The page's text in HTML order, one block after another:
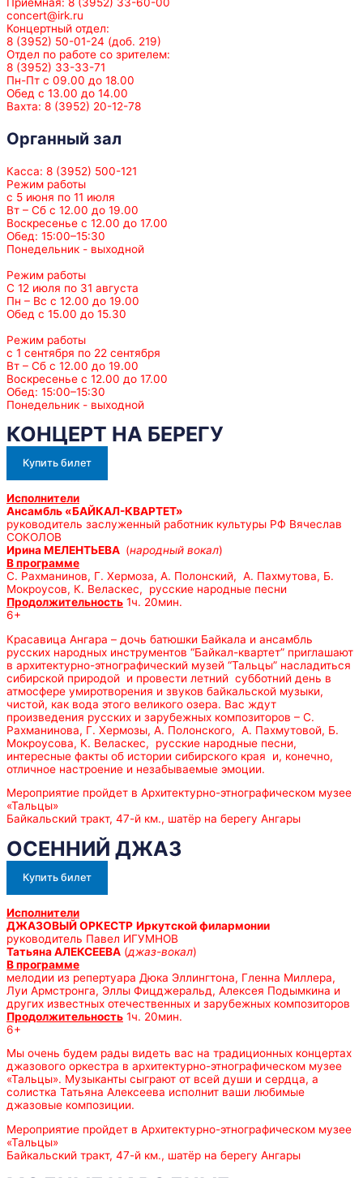
concert@irk.ru
Концертный отдел:
8 (3952) 50-01-24 (доб. 219)
Отдел по работе со зрителем:
8 (3952) 33-33-71
Пн-Пт с 09.00 до 18.00
Обед с 13.00 до 14.00
Вахта: 8 (3952) 20-12-78
Органный зал
Касса: 8 (3952) 500-121
Режим работы
с 5 июня по 11 июля
Вт – Сб с 12.00 до 19.00
Воскресенье с 12.00 до 17.00
Обед: 15:00–15:30
Понедельник - выходной
Режим работы
С 12 июля по 31 августа
Пн – Вс с 12.00 до 19.00
Обед с 15.00 до 15.30
Режим работы
с 1 сентября по 22 сентября
Вт – Сб с 12.00 до 19.00
Воскресенье с 12.00 до 17.00
Обед: 15:00–15:30
Понедельник - выходной
КОНЦЕРТ НА БЕРЕГУ
Купить билет
Исполнители
Ансамбль «БАЙКАЛ-КВАРТЕТ»
руководитель заслуженный работник культуры РФ Вячеслав
СОКОЛОВ
Ирина МЕЛЕНТЬЕВА (народный вокал)
В программе
С. Рахманинов, Г. Хермоза, А. Полонский, А. Пахмутова, Б.
Мокроусов, К. Веласкес, русские народные песни
Продолжительность 1ч. 20мин.
6+
Красавица Ангара – дочь батюшки Байкала и ансамбль
русских народных инструментов “Байкал-квартет” приглашают
в архитектурно-этнографический музей “Тальцы” насладиться
сибирской природой и провести летний субботний день в
атмосфере умиротворения и звуков байкальской музыки,
чистой, как вода этого великого озера. Вас ждут
произведения русских и зарубежных композиторов – С.
Рахманинова, Г. Хермозы, А. Полонского, А. Пахмутовой, Б.
Мокроусова, К. Веласкес, русские народные песни,
интересные факты об истории сибирского края и, конечно,
отличное настроение и незабываемые эмоции.
Мероприятие пройдет в Архитектурно-этнографическом музее
«Тальцы»
Байкальский тракт, 47-й км., шатёр на берегу Ангары
ОСЕННИЙ ДЖАЗ
Купить билет
Исполнители
ДЖАЗОВЫЙ ОРКЕСТР Иркутской филармонии
руководитель Павел ИГУМНОВ
Татьяна АЛЕКСЕЕВА (джаз-вокал)
В программе
мелодии из репертуара Дюка Эллингтона, Гленна Миллера,
Луи Армстронга, Эллы Фицджеральд, Алексея Подымкина и
других известных отечественных и зарубежных композиторов
Продолжительность 1ч. 20мин.
6+
Мы очень будем рады видеть вас на традиционных концертах
джазового оркестра в архитектурно-этнографическом музее
«Тальцы». Музыканты сыграют от всей души и сердца, а
солистка Татьяна Алексеева исполнит ваши любимые
джазовые композиции.
Мероприятие пройдет в Архитектурно-этнографическом музее
«Тальцы»
Байкальский тракт, 47-й км., шатёр на берегу Ангары